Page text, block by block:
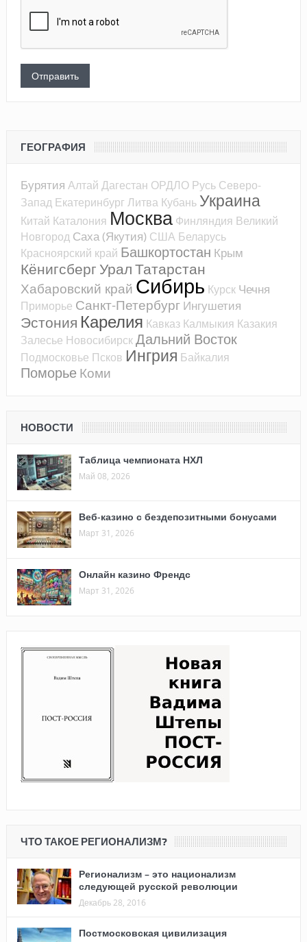
ГЕОГРАФИЯ
Бурятия Алтай Дагестан ОРДЛО Русь Северо-
Запад Екатеринбург Литва Кубань Украина
Китай Каталония Москва Финляндия Великий
Новгород Саха (Якутия) США Беларусь
Красноярский край Башкортостан Крым
Кёнигсберг УралТатарстан
Хабаровский край Сибирь Курск Чечня
Приморье Санкт-Петербург Ингушетия
Эстония Карелия Кавказ Калмыкия Казакия
Залесье НовосибирскДальний Восток
Подмосковье Псков Ингрия Байкалия
Поморье Коми
НОВОСТИ
Таблица чемпионата НХЛ
Май 08, 2026
Веб-казино с бездепозитными бонусами
Март 31, 2026
Онлайн казино Френдс
Март 31, 2026
ЧТО ТАКОЕ РЕГИОНАЛИЗМ?
Регионализм – это национализм
следующей русской революции
Декабрь 28, 2016
Постмосковская цивилизация